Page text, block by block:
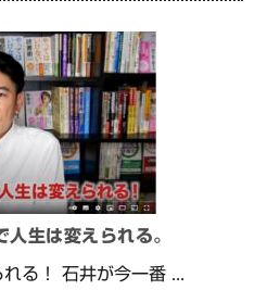
人生は変えられる。
る！ 石井が今一番 ...